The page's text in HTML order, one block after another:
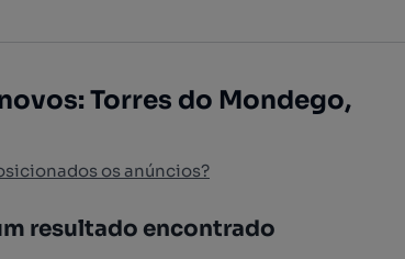
Torres do Mondego,
os anúncios?
resultado encontrado